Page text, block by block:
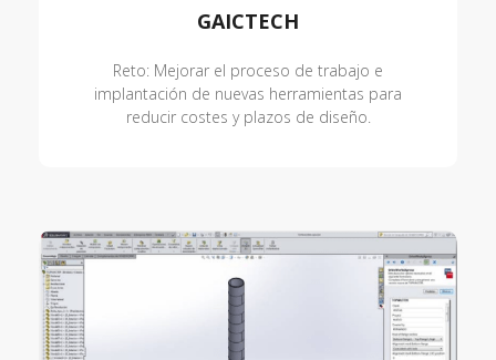
GAICTECH
Reto: Mejorar el proceso de trabajo e
implantación de nuevas herramientas para
reducir costes y plazos de diseño.